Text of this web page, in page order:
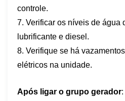
controle.
7. Verificar os níveis de água
lubrificante e diesel.
8. Verifique se há
elétricos na unidade.
Após ligar o grupo gerador: